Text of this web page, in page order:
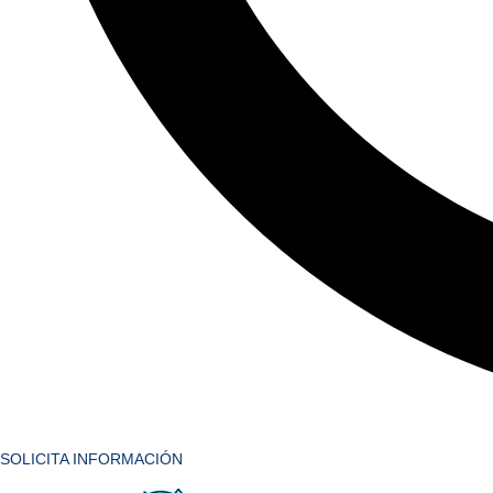
SOLICITA INFORMACIÓN